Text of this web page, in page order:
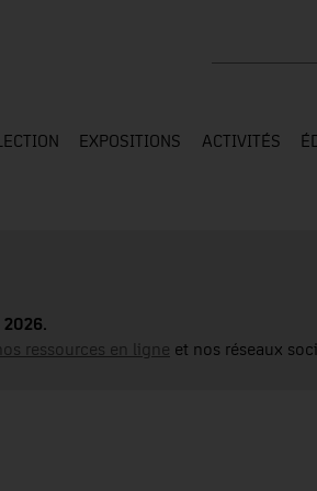
EXPOSITIONS ACTIVITÉS
2026.
ressources en ligne et nos réseaux